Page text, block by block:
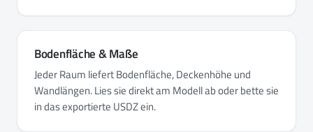
Bodenfläche & Maße
Jeder Raum liefert Bodenfläche, Deckenhöhe und
Wandlängen. Lies sie direkt am Modell ab oder bette sie
in das exportierte USDZ ein.